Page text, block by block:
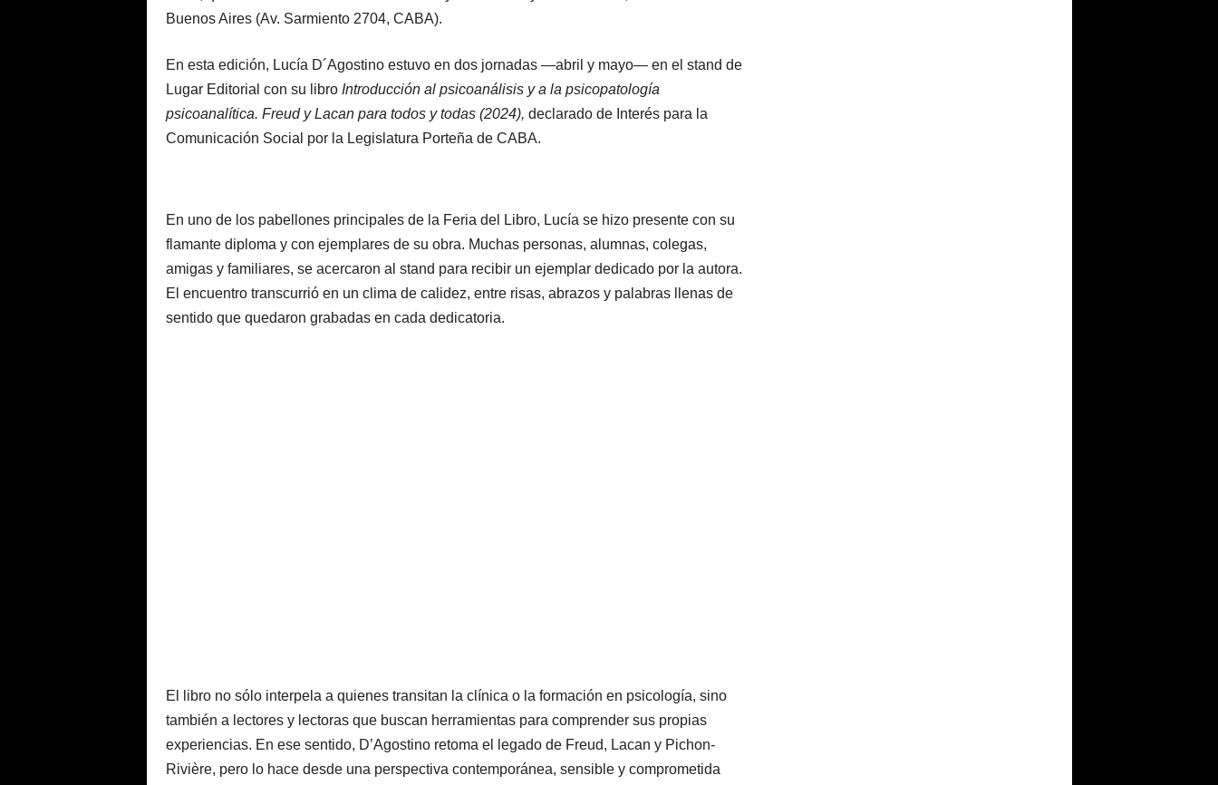
Buenos Aires (Av. Sarmiento 2704, CABA).
En esta edición, Lucía D´Agostino estuvo en dos jornadas —abril y mayo— en el stand de
Lugar Editorial con su libro Introducción al psicoanálisis y a la psicopatología
psicoanalítica. Freud y Lacan para todos y todas (2024), declarado de Interés para la
Comunicación Social por la Legislatura Porteña de CABA.
En uno de los pabellones principales de la Feria del Libro, Lucía se hizo presente con su
flamante diploma y con ejemplares de su obra. Muchas personas, alumnas, colegas,
amigas y familiares, se acercaron al stand para recibir un ejemplar dedicado por la autora.
El encuentro transcurrió en un clima de calidez, entre risas, abrazos y palabras llenas de
sentido que quedaron grabadas en cada dedicatoria.
El libro no sólo interpela a quienes transitan la clínica o la formación en psicología, sino
también a lectores y lectoras que buscan herramientas para comprender sus propias
experiencias. En ese sentido, D’Agostino retoma el legado de Freud, Lacan y Pichon-
Rivière, pero lo hace desde una perspectiva contemporánea, sensible y comprometida